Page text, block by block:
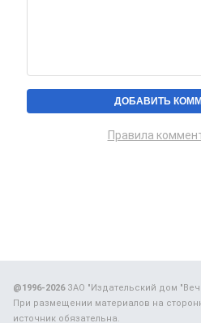
Правила
@1996-2026ЗАО "Издательский дом
При размещении материалов на
источник обязательна.